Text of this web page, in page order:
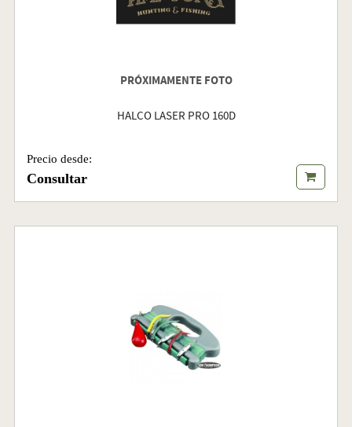
PRÓXIMAMENTE FOTO
HALCO LASER PRO 160D
Precio desde:
Consultar